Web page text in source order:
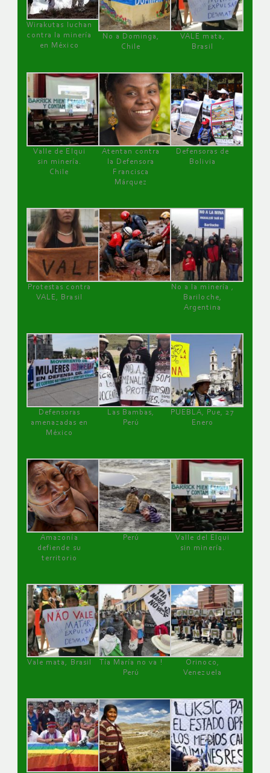
Wirakutas luchan
contra la minería
en México
No a Dominga,
Chile
VALE mata,
Brasil
Valle de Elqui
sin minería.
Chile
Atentan contra
la Defensora
Francisca
Márquez
Defensoras de
Bolivia
Protestas contra
VALE, Brasil
No a la minería ,
Bariloche,
Argentina
Defensoras
amenazadas en
México
Las Bambas,
Perú
PUEBLA, Pue, 27
Enero
Amazonía
defiende su
territorio
Perú
Valle del Elqui
sin minería.
Vale mata, Brasil
Tía María no va !
Perú
Orinoco,
Venezuela